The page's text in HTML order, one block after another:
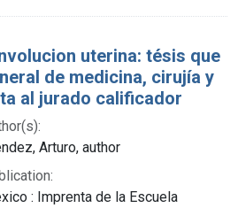
uterina: tésis que
de medicina, cirujía y
al jurado calificador
Arturo, author
: Imprenta de la Escuela